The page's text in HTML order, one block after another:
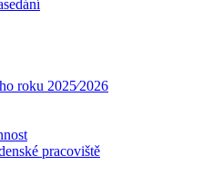
roku 2025⁄2026
pracoviště